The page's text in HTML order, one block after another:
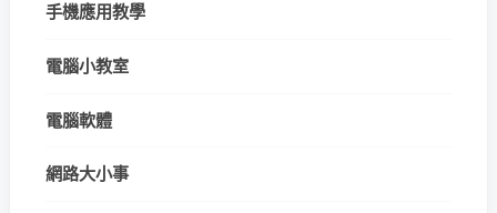
手機應用教學
電腦小教室
電腦軟體
網路大小事